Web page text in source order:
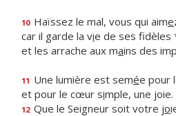
10 Haïssez le mal, vous qui aime
car il garde la vie de ses fidèles
et les arrache aux mains des
11 Une lumière est semée pour
et pour le cœur simple, une joie.
12 Que le Seigneur soit votre jo